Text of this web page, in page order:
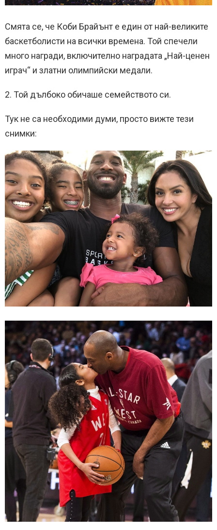
Смята се, че Коби Брайънт е един от най-великите
баскетболисти на всички времена. Той спечели
много награди, включително наградата „Най-ценен
играч“ и златни олимпийски медали.
2. Той дълбоко обичаше семейството си.
Тук не са необходими думи, просто вижте тези
снимки: